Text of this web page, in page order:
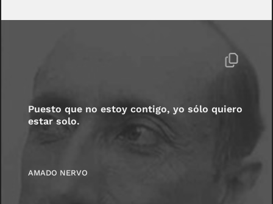
Puesto que no estoy contigo, yo sólo quiero
estar solo.
AMADO NERVO